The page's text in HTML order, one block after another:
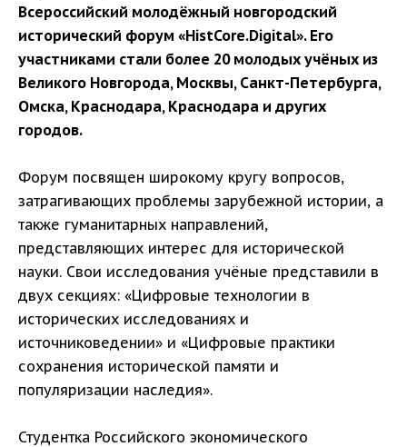
Всероссийский молодёжный новгородский
исторический форум «HistCore.Digital». Его
участниками стали более 20 молодых учёных из
Великого Новгорода, Москвы, Санкт-Петербурга,
Омска, Краснодара, Краснодара и других
городов.
Форум посвящен широкому кругу вопросов,
затрагивающих проблемы зарубежной истории, а
также гуманитарных направлений,
представляющих интерес для исторической
науки. Свои исследования учёные представили в
двух секциях: «Цифровые технологии в
исторических исследованиях и
источниковедении» и «Цифровые практики
сохранения исторической памяти и
популяризации наследия».
Студентка Российского экономического